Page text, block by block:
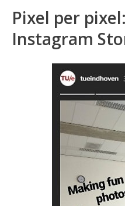
Pixel per
Instagram